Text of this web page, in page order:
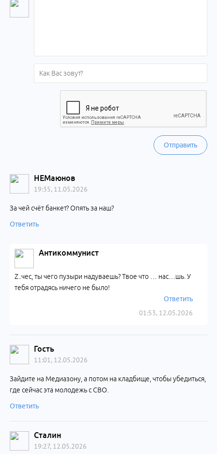
Отправить
НЕМаюнов
19:35, 11.05.2026
За чей счёт банкет? Опять за наш?
Ответить
Антикоммунист
01:53, 12.05.2026
Z..чес, ты чего пузыри надуваешь? Твое что … нас…шь. У
тебя отрадясь ничего не было!
Ответить
Гость
11:01, 12.05.2026
Зайдите на Медиазону, а потом на кладбище, чтобы убедиться,
где сейчас эта молодежь с СВО.
Ответить
Сталин
19:27, 12.05.2026